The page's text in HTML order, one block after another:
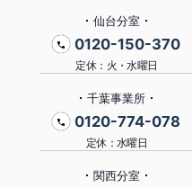
仙台分室
0120-150-370
定休：火・水曜日
千葉事業所
0120-774-078
定休：水曜日
関西分室